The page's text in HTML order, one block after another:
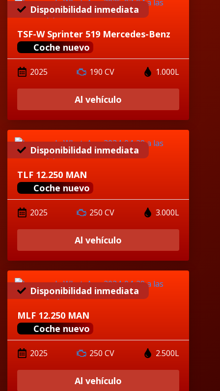
TSF-W Sprinter 519 Mercedes-Benz
Coche nuevo
2025 190 CV 1.000L
Al vehículo
Disponibilidad inmediata
TLF 12.250 MAN
Coche nuevo
2025 250 CV 3.000L
Al vehículo
Disponibilidad inmediata
MLF 12.250 MAN
Coche nuevo
2025 250 CV 2.500L
Al vehículo
Disponibilidad inmediata